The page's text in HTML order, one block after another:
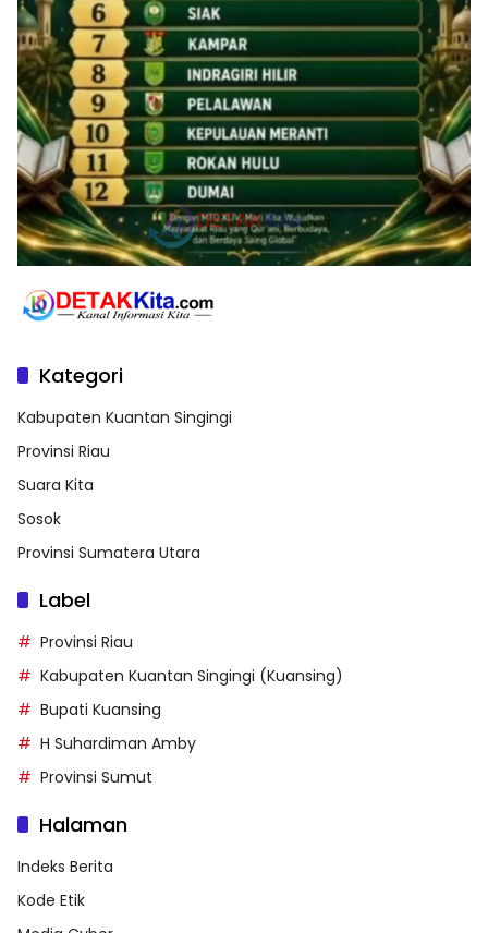
Kategori
Kabupaten Kuantan Singingi
Provinsi Riau
Suara Kita
Sosok
Provinsi Sumatera Utara
Label
Provinsi Riau
Kabupaten Kuantan Singingi (Kuansing)
Bupati Kuansing
H Suhardiman Amby
Provinsi Sumut
Halaman
Indeks Berita
Kode Etik